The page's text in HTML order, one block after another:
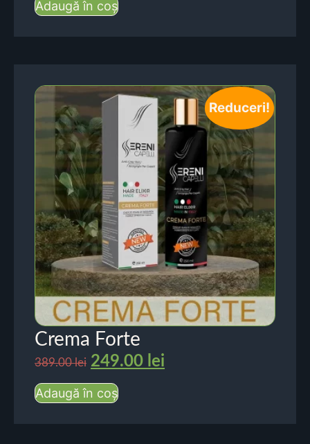
Adaugă în coș
Reduceri!
Crema Forte
389.00lei 249.00 lei
Adaugă în coș